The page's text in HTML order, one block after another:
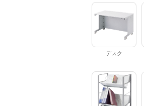
デスク